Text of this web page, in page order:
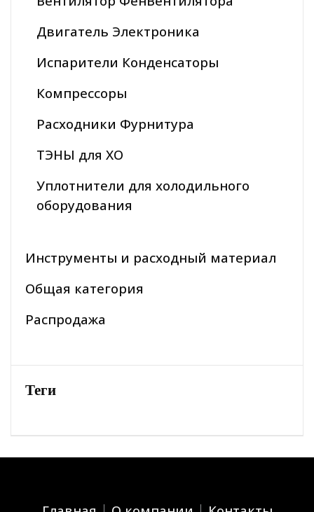
Двигатель Электроника
Испарители Конденсаторы
Компрессоры
Расходники Фурнитура
ТЭНЫ для ХО
Уплотнители для холодильного
оборудования
Инструменты и расходный материал
Общая категория
Распродажа
Теги